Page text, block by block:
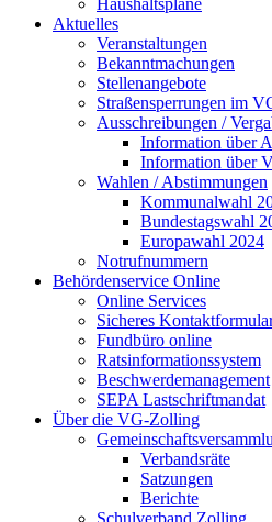
Haushaltspläne
Aktuelles
Veranstaltungen
Bekanntmachungen
Stellenangebote
Straßensperrungen im
Ausschreibungen /
Information über
Information über
Wahlen / Abstimmungen
Kommunalwahl
Bundestagswahl
Europawahl 2024
Notrufnummern
Behördenservice Online
Online Services
Sicheres
Fundbüro online
Ratsinformationssystem
Beschwerdemanagement
SEPA Lastschriftmandat
Über die VG-Zolling
Verbandsräte
Satzungen
Berichte
Schulverband Zolling